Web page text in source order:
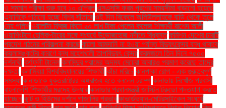
ও সমমান পরীক্ষা শুরু হবে ১০ এপ্রিল এসএসসি ফরম পূরণের সময়সীমা বাড়ানো হয়েছে
এ্যানিকে পাঠানো হচ্ছে বিশ্ব সাঁতারে ওই দিন বিকেলে অলিউল্লাহকে বাড়ি থেকে তুলে
নেয় পুলিশ ওয়ালটন ফ্রিজ কিনে ২০ লাখ টাকা পেলেন কলেজ শিক্ষার্থী রাশেদ আলী
ওয়াশিংটনে হেলিকপ্টারের সঙ্গে সংঘর্ষে উড়োজাহাজ নদীতে বিধ্বস্ত কমিশন দেশের চারটি
প্রদেশ গঠনের পরিকল্পনা করছে কয়লা আমদানি না হওয়া পর্যন্ত বিদ্যুৎকেন্দ্র বন্ধ থাকবে
কয়লাসঙ্কটের কারণে বন্ধ মহেশখালী তাপবিদ্যুৎ কেন্দ্র করমজলে তিন দিনে ৭৫০০
দর্শনার্থী কর্ণফুলী টানেল কলসিন্দুর গ্রামের অদম্য মেয়েরা আবারও প্রমাণ করেছে তাদের
দক্ষতা কলাম্বিয়া বিশ্ববিদ্যালয়ের শিক্ষার্থী কাঁচা মরিচে কানপাকা রোগ - এক গুরুত্বপুর্ণ
সমস্যা কানাডাকে যুক্তরাষ্ট্রের অঙ্গরাজ্য হতে বললেন ট্রাম্প কানাডায় নিখোঁজ প্রবাসী
বাংলাদেশি শিক্ষার্থীর মরদেহ উদ্ধার কানাডার প্রধানমন্ত্রী জাস্টিন ট্রুডো পদত্যাগ করতে
যাচ্ছেন কান্ট ও হিউমের দর্শনে গাজালির প্রভাব কাভার্ডভ্যান-মোটরসাইকেল সংঘর্ষে